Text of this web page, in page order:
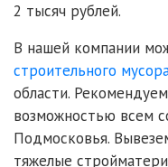
2 тысяч рублей.
В нашей компании
строительного
области.
возможностью всем
Подмосковья.
тяжелые